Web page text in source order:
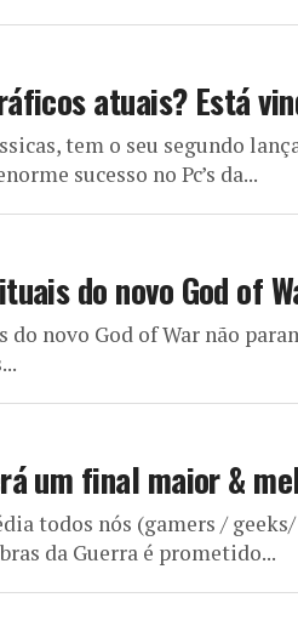
atuais? Está
tem o seu segundo
sucesso no Pc’s da...
do novo God of
novo God of War não
um final maior &
todos nós (gamers /
da Guerra é prometido...